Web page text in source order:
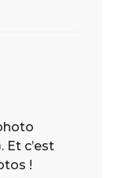
Et c’est
!